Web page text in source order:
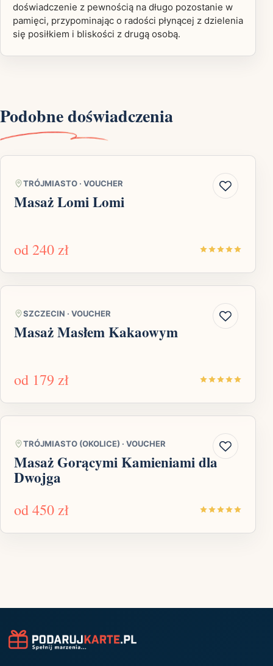
doświadczenie z pewnością na długo pozostanie w
pamięci, przypominając o radości płynącej z dzielenia
się posiłkiem i bliskości z drugą osobą.
Podobne doświadczenia
TRÓJMIASTO · VOUCHER
Masaż Lomi Lomi
od 240 zł
SZCZECIN · VOUCHER
Masaż Masłem Kakaowym
od 179 zł
TRÓJMIASTO (OKOLICE) · VOUCHER
Masaż Gorącymi Kamieniami dla
Dwojga
od450 zł